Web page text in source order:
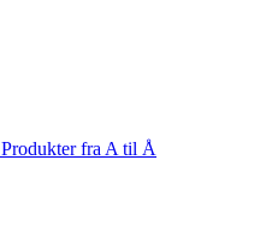
Produkter fra A til Å